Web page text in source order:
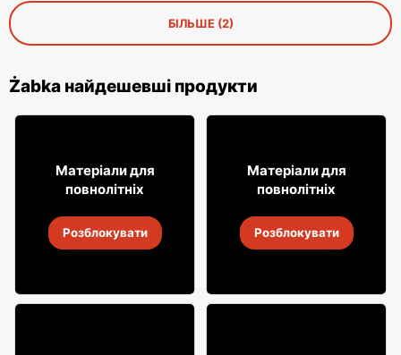
БІЛЬШЕ (2)
Żabka найдешевші продукти
49 99
18 серп. 2026
Матеріали для
повнолітніх
Розблокувати
4999
18 серп. 2026
Матеріали для
повнолітніх
Розблокувати